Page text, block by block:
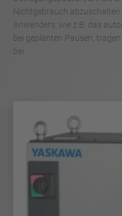
Nichtgebrauch
Anwenders, wie z.B. das
bei geplanten Pausen,
bei.